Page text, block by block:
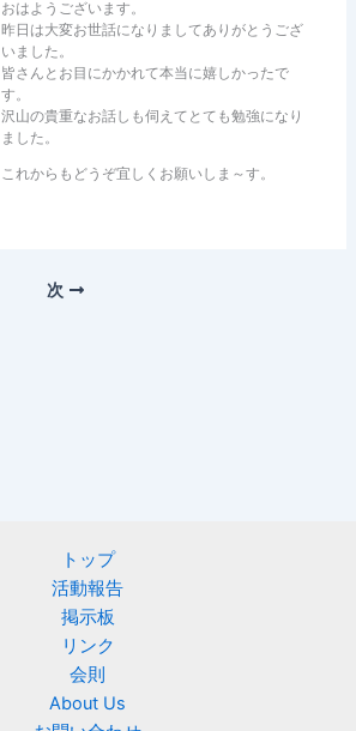
おはようございます。
昨日は大変お世話になりましてありがとうござ
いました。
皆さんとお目にかかれて本当に嬉しかったで
す。
沢山の貴重なお話しも伺えてとても勉強になり
ました。
これからもどうぞ宜しくお願いしま～す。
次
トップ
活動報告
掲示板
リンク
会則
About Us